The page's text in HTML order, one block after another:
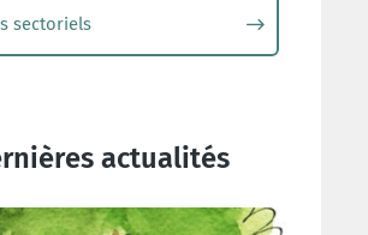
sectoriels
actualités